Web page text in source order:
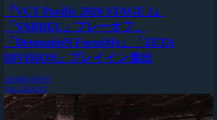
『VCT Pacific 2026 STAGE 2』
「VARREL」プレーオフ、
「DetonatioN FocusMe」「ZETA
DIVISION」プレイイン進出
2026年8月9日
VALORANT